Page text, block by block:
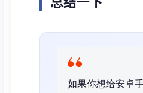
如果你想给安卓